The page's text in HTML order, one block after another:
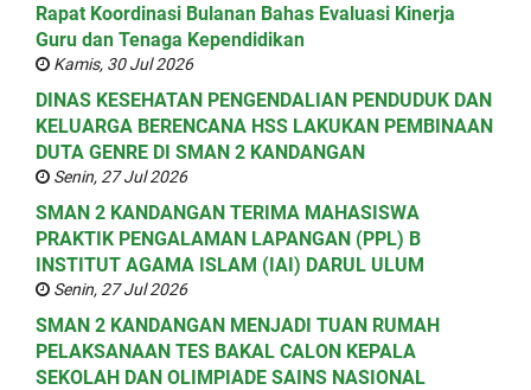
Rapat Koordinasi Bulanan Bahas Evaluasi Kinerja
Guru dan Tenaga Kependidikan
Kamis, 30 Jul 2026
DINAS KESEHATAN PENGENDALIAN PENDUDUK DAN
KELUARGA BERENCANA HSS LAKUKAN PEMBINAAN
DUTA GENRE DI SMAN 2 KANDANGAN
Senin, 27 Jul 2026
SMAN 2 KANDANGAN TERIMA MAHASISWA
PRAKTIK PENGALAMAN LAPANGAN (PPL) B
INSTITUT AGAMA ISLAM (IAI) DARUL ULUM
Senin, 27 Jul 2026
SMAN 2 KANDANGAN MENJADI TUAN RUMAH
PELAKSANAAN TES BAKAL CALON KEPALA
SEKOLAH DAN OLIMPIADE SAINS NASIONAL